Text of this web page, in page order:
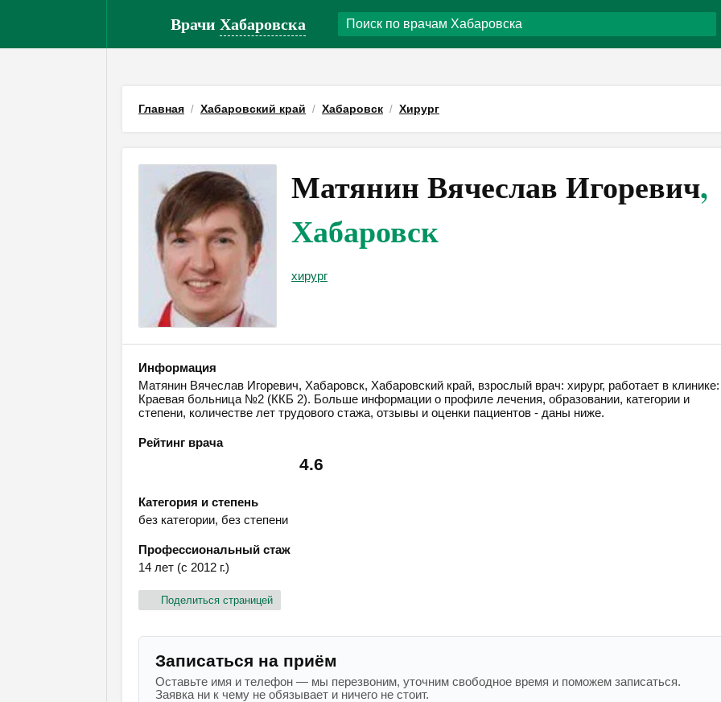
Врачи Хабаровска
Главная Хабаровский край Хабаровск Хирург
Матянин Вячеслав Игоревич,
Хабаровск
хирург
Информация
Матянин Вячеслав Игоревич, Хабаровск, Хабаровский край, взрослый врач: хирург, работает в клинике:
Краевая больница №2 (ККБ 2). Больше информации о профиле лечения, образовании, категории и
степени, количестве лет трудового стажа, отзывы и оценки пациентов - даны ниже.
Рейтинг врача
4.6
Категория и степень
без категории, без степени
Профессиональный стаж
14 лет (с 2012 г.)
Поделиться страницей
Записаться на приём
Оставьте имя и телефон — мы перезвоним, уточним свободное время и поможем записаться.
Заявка ни к чему не обязывает и ничего не стоит.